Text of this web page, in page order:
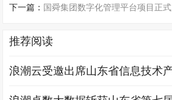
下一篇： 国舜集团数字化管理平台项目正
推荐阅读
浪潮云受邀出席山东省信息技术